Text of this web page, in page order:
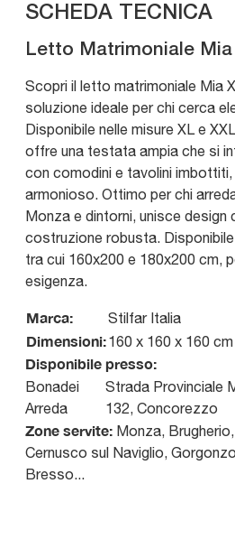
SCHEDA TECNICA
Letto Matrimoniale Mia
Scopri il letto matrimoniale Mia
soluzione ideale per chi cerca
Disponibile nelle misure XL e
offre una testata ampia che si
con comodini e tavolini
armonioso. Ottimo per chi
Monza e dintorni, unisce design
costruzione robusta.
tra cui 160x200 e 180x200 cm,
esigenza.
Marca: Stilfar Italia
Dimensioni:160 x 160 x 160 cm
Disponibile presso:
Bonadei
Arreda
Strada Provinciale
132, Concorezzo
Zone servite: Monza,
Cernusco sul Naviglio,
Bresso...